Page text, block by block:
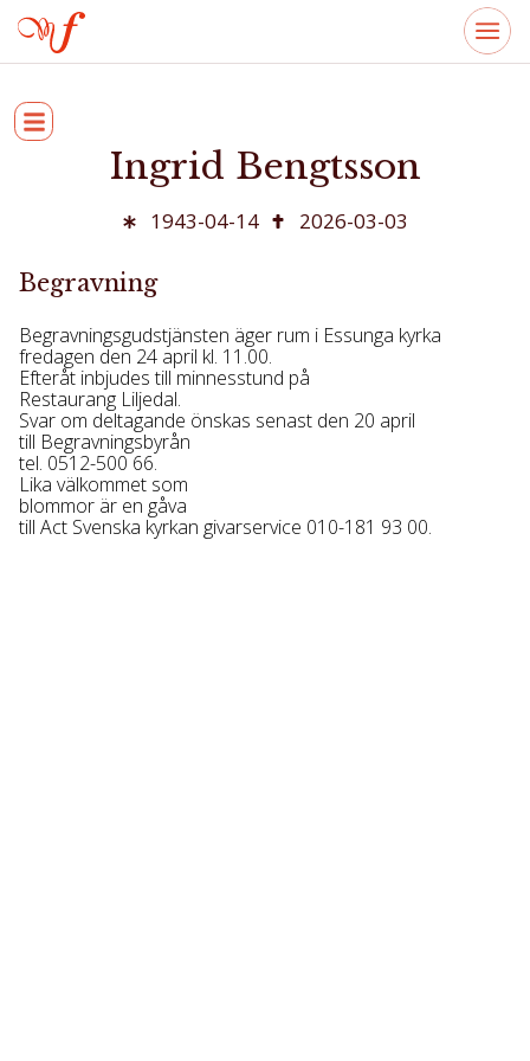
Ingrid Bengtsson
1943-04-14 2026-03-03
Begravning
Begravningsgudstjänsten äger rum i Essunga kyrka
fredagen den 24 april kl. 11.00.
Efteråt inbjudes till minnesstund på
Restaurang Liljedal.
Svar om deltagande önskas senast den 20 april
till Begravningsbyrån
tel. 0512-500 66.
Lika välkommet som
blommor är en gåva
till Act Svenska kyrkan givarservice 010-181 93 00.